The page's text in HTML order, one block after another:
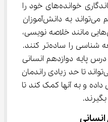
دانش‌آموزان با مرور مطالب، ماندگاری خوانده‌های خود را
در حافظه افزایش دهند. معلم می‌تواند به دانش‌آموزان
کمک کند تا با استفاده از روش‌هایی مانند خلاصه نویسی،
کار یادگیری مطالب درس جامعه شناسی را ساده‌تر کنند.
پایه دوازدهم انسانی
برای آموزش مطالب این کتاب می‌تواند تا حد زیادی راندمان
افزایش داده و به آنها کمک کند تا
بگیرند.